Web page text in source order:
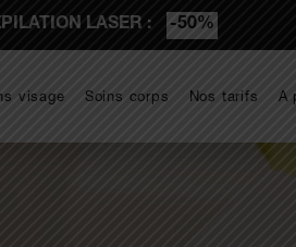
LASER : -50%
visage Soins corps Nos tarifs A